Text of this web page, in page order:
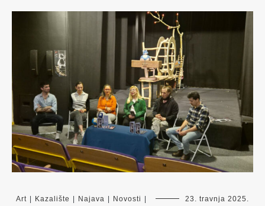
Art | Kazalište | Najava | Novosti | 23. travnja 2025.